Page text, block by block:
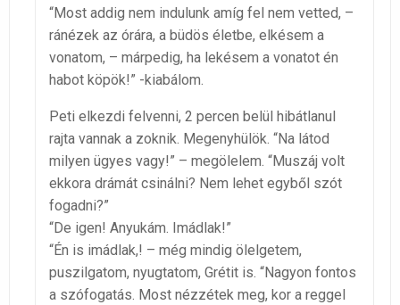
“Most addig nem indulunk amíg fel nem vetted, –
ránézek az órára, a büdös életbe, elkésem a
vonatom, – márpedig, ha lekésem a vonatot én
habot köpök!” -kiabálom.
Peti elkezdi felvenni, 2 percen belül hibátlanul
rajta vannak a zoknik. Megenyhülök. “Na látod
milyen ügyes vagy!” – megölelem. “Muszáj volt
ekkora drámát csinálni? Nem lehet egyből szót
fogadni?”
“De igen! Anyukám. Imádlak!”
“Én is imádlak,! – még mindig ölelgetem,
puszilgatom, nyugtatom, Grétit is. “Nagyon fontos
a szófogatás. Most nézzétek meg, kor a reggel